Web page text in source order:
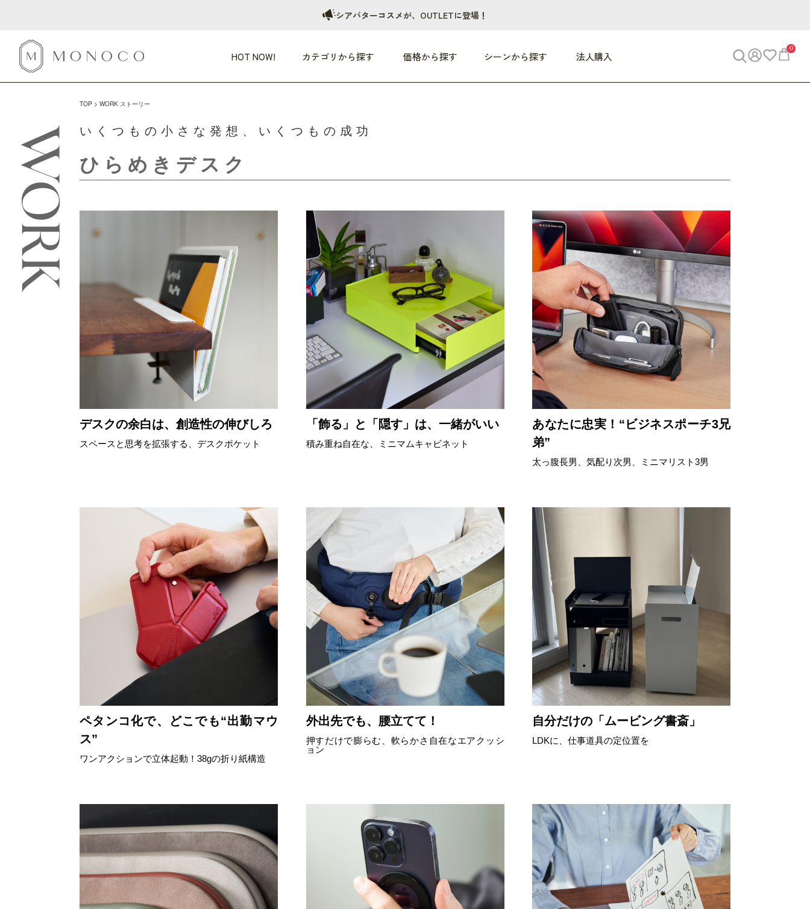
HOT NOW!
HOT NOW!
新商品
すべての商品 (新着順)
アウトレット
ひんやり今治タオル、生き返る〜 最後のひと口までキンキン
カテゴリから探す
CATEGORY
カテゴリから探す
インテリア
家具
収納
インテリア雑貨
ベランダ・庭
インテリア／その他
家電
キッチン家電
オーディオ家電
バッグ
レイングッズ
椅子・クッション
ビジネス／小物
掛け寝具
枕・小物
キッチン
すべて
調理家電
調理器具
食器
タオル・ふきん
キッチン雑貨
日用品
すべて
掃除・洗濯
スリッパ
防災用品
日用品／その他
健康・美容
すべて
肌・髪ケア
バスグッズ
ひんやりグッズ
あったかグッズ
健康グッズ
オーラルケア
食料品
すべて
ドリンク
フード
旅行・遊び
すべて
旅行
アウトドア
旅行遊び／その他
価格から探す
PRICE
価格から探す
1,000円未満 1,000円 - 3,000円 3,000円 - 5,000円
シーンから探す
SCENE
シーンから探す
GIFTS
特別な贈りもの
会話が弾む
毎日使ってね
HEALTHY
本気で休む
じぶんメンテナンス
おうちエクササイズ
家事ルンルン
料理と団らん
ほっと一息ふぅ
仕事へGO
思い出トラベル
好き・・にどっぷり
法人購入
0
TOP WORK ストーリー
いくつもの小さな発想、いくつもの成功
ひらめきデスク
デスクの余白は、創造性の伸びしろ
スペースと思考を拡張する、デスクポケット
「飾る」と「隠す」は、一緒がいい
積み重ね自在な、ミニマムキャビネット
あなたに忠実！“ビジネスポーチ3兄
弟”
太っ腹長男、気配り次男、ミニマリスト3男
ペタンコ化で、どこでも“出勤マウ
ス”
ワンアクションで立体起動！38gの折り紙構造
外出先でも、腰立てて！
押すだけで膨らむ、軟らかさ自在なエアクッシ
ョン
自分だけの「ムービング書斎」
LDKに、仕事道具の定位置を
シアバターコスメが、OUTLETに登場！